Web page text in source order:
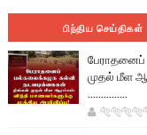
பிந்திய செய்திகள்
முதல் மீள
...............